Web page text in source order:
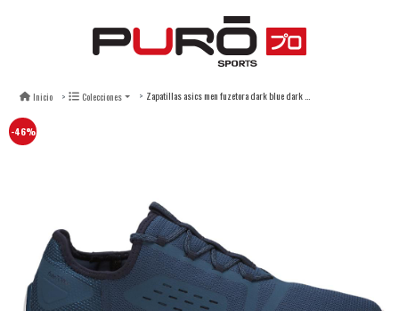
Inicio Colecciones Zapatillas asics men fuzetora dark blue dark blue peacoat
-46%